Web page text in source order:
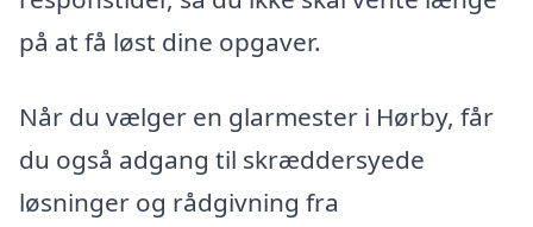
på at få løst dine opgaver.
Når du vælger en glarmester i Hørby, får
du også adgang til skræddersyede
løsninger og rådgivning fra